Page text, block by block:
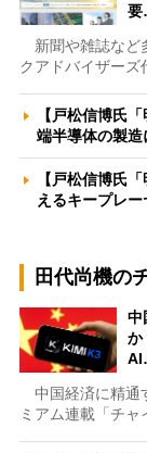
新聞や雑誌など
クアドバイザー
【戸松信博氏
端半導体の製
【戸松信博氏
えるキープレ
田代尚機の
中
か
中国経済に精通
ミアム連載「チ